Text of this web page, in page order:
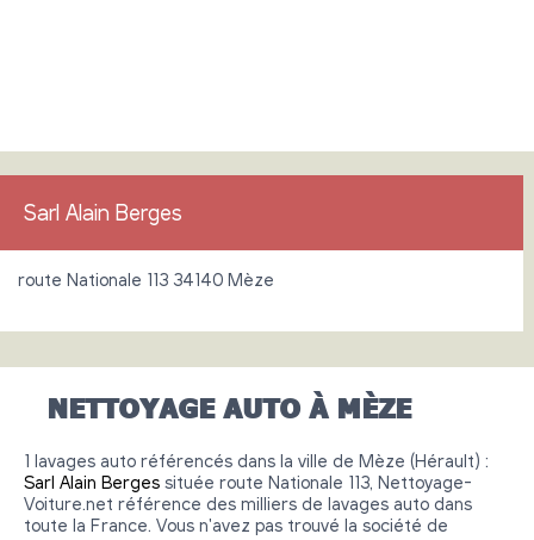
Sarl Alain Berges
route Nationale 113 34140 Mèze
NETTOYAGE AUTO À MÈZE
1 lavages auto référencés dans la ville de Mèze (Hérault) :
Sarl Alain Berges située route Nationale 113, Nettoyage-
Voiture.net référence des milliers de lavages auto dans
toute la France. Vous n'avez pas trouvé la société de